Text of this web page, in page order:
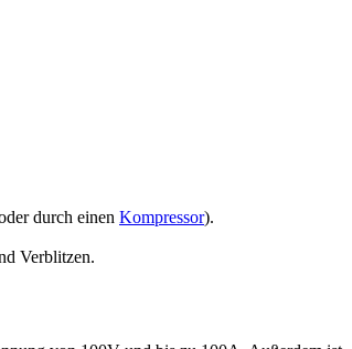
durch einen Kompressor).
Verblitzen.